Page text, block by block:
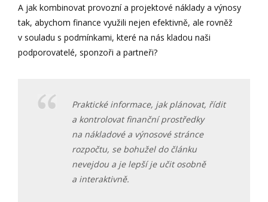
A jak kombinovat provozní a projektové náklady a výnosy
tak, abychom finance využili nejen efektivně, ale rovněž
v souladu s podmínkami, které na nás kladou naši
podporovatelé, sponzoři a partneři?
Praktické informace, jak plánovat, řídit
a kontrolovat finanční prostředky
na nákladové a výnosové stránce
rozpočtu, se bohužel do článku
nevejdou a je lepší je učit osobně
a interaktivně.